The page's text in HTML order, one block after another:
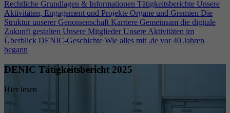
Rechtliche Grundlagen & Informationen Tätigkeitsberichte Unsere
Aktivitäten, Engagement und Projekte Organe und Gremien Die
Struktur unserer Genossenschaft Karriere Gemeinsam die digitale
Zukunft gestalten Unsere Mitglieder Unsere Aktivitäten im
Überblick DENIC-Geschichte Wie alles mit .de vor 40 Jahren
begann
DENIC Tätigkeitsbericht 2025
Hier lesen